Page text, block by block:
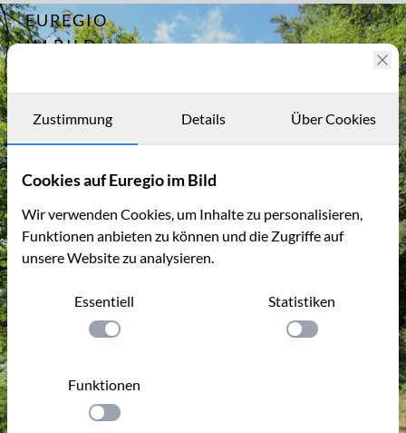
EUREGIO
IM BILD
Archiv
Kontakt
Archiv
10616
Heide
Zustimmung Details Über Cookies
Cookies auf Euregio im Bild
Wir verwenden Cookies, um Inhalte zu personalisieren,
Funktionen anbieten zu können und die Zugriffe auf
unsere Website zu analysieren.
Essentiell
Einstellung anwenden
Statistiken
Einstellung
Funktionen
Einstellung anwenden